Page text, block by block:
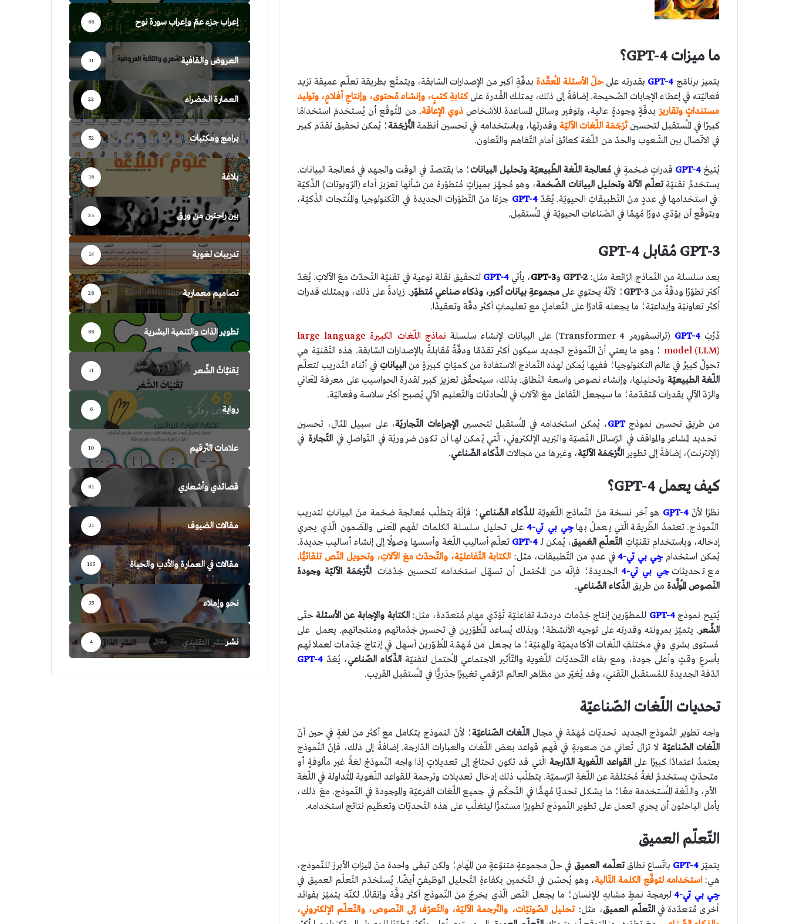
ما ميزات GPT-4؟
يتميز برنامَج GPT-4 بقدرته علىحلّ الأسئلة المُعقّدة بدقّةٍ أكبر من الإصدارات السّابقة، ويتمتّع بطريقة تعلّم عميقة تزيد
فعاليّته في إعطاء الإجابات الصّحيحة. إضافةً إلى ذلك، يمتلك القًدرة على كتابةِ كتبٍ، وإنشاء مُحتوى، وإنتاجِ أفلامٍ، وتوليد
مستنداتٍ وتقاريرَبدقّةٍ وجودةٍ عالية، وتوفير وسائل المساعدة للأشخاصذوي الإعاقة. من المُتوقّع أن يُستخدمَ استخدامًا
كبيرًا في المُستقبل لتحسينتَرْجَمَة اللّغات الآليّة وقدرتها، وباستخدامه في تحسين أنظمة التَّرْجَمَة؛ يُمكن تحقيق تقدّم كبير
في الاتّصال بين الشّعوب والحدّ من اللّغة كعائق أمام التّفاهم والتّعاون.
يُتيحُGPT-4 قدراتٍ ضخمةٍ فيمُعالجة اللّغة الطّبيعيّة وتحليل البيانات؛ ما يقتصدُ في الوقت والجهد في مُعالجة البيانات.
يستخدمُ تقنيّةتعلّم الآلة وتحليل البيانات الضّخمة، وهو مُجهّز بميزاتٍ مُتطوّرة من شأنها تعزيز أداء (الرّوبوتات) الذّكيّة
في استخدامها في عددٍ منَ التّطبيقاتِ الحيويّة. يُعّدّGPT-4 جزءًا منَ التّطوّرات الجديدة في التّكنولوجيا والمُنتجات الذّكيّة،
ويتوقّع أن يؤدّي دورًا مُهمًا في الصّناعاتِ الحيويّة في المُستقبل.
GPT-3 مُقابل GPT-4
بعد سلسلة من النّماذج الرّائعة مثل: GPT-2 وGPT-3، يأتي GPT-4 لتحقيق نقلة نوعية في تقنيّة التّحدّث معَ الآلاتِ. يُعَدّ
أكثر تطوّرًا ودقّةً منGPT-3 ؛ لأنّهُ يحتوي على مجموعةِ بيانات أكبر، وذكاء صناعي مُتطوّر. زيادةً على ذلك، ويمتلك قدرات
أكثر تعاونيّة وإبداعيّة؛ ما يجعله قادرًا على التّعاملِ مع تعليماتٍ أكثر دقّة وتعقيدًا.
دُرِّبَGPT-4 (ترانسفورمر Transformer 4) على البيانات لإنشاء سلسلة
نماذج اللّغات الكبيرة large language
model (LLM) ؛ وهو ما يعني أنّ النّموذج الجديد سيكون أكثر تقدّمًا ودقّةً مُقابلةً بالإصدارات السّابقة. هذه التّقنيّة هي
تحولٌ كبيرٌ في عالم التكنولوجيا؛ ففيها يُمكن لهذه النّماذج الاستفادة من كميّاتٍ كبيرةٍ منالبياناتِ في أثناء التّدريب لتعلّم
اللّغة الطبيعيّة وتحليلها، وإنشاء نصوص واسعة النّطاق. بذلك، سيتحقّق تعزيز كبير لقدرة الحواسيب على معرفة المَعاني
والرّدّ الآلي بقدرات مٌتقدّمة؛ ما سيجعل التّفاعل معَ الآلاتِ في المُحادثات والتّعليم الآلي يُصبح أكثر سلاسة وفعاليّة.
من طريق تحسين نموذجGPT، يُمكن استخدامه في المُستقبل لتحسين الإجراءات التّجاريّة، على سبيل المثال، تحسين
تحديد المشاعر والمواقف في الرّسائل النّصيّة والبَريد الإلكتروني، الّتي يُمكن لها أن تكون ضروريّة في التّواصلِ فيالتّجارة في
(الإنترنت)، إضافةً إلى تطويرالتَّرْجَمَة الآليّة، وغيرها من مجالات الذّكاء الصِّناعي.
كيف يعمل GPT-4؟
نظرًا لأنّGِPT-4 هو آخر نسخة منَ النّماذج اللّغويّةللذّكاء الصِّناعي ؛ فإنّهُ يتطلّب مُعالجة ضخمة منَ البياناتِ لتدريب
النّموذج. تعتمدُ الطّريقة الّتي يعملُ بهاجِي بي تي-4 على تحليل سلسلة الكلمات لفَهم المَعنى والمَضمون الّذي يجري
إدخاله، وباستخدامِ تقنيّاتِ التّعلّمِ العَميق، يُمكن لـ GPT-4 تعلّم أساليب اللّغة وأسسها وصولًا إلى إنشاء أساليب جديدة.
يُمكن استخدام جِي بي تي-4 في عددٍ من التّطبيقات، مثل: الكتابة التّفاعليّة، والتّحدّث معَ الآلاتِ، وتحويل النّص تلقائيًّا.
مع تحديثاتجي بي تي-4 الجديدة؛ فإنّه من المحُتمل أن تسهّل استخدامه لتحسين خِدْمَات التَّرْجَمَة الآليّة وجودة
النّصوص المُولَّدة من طريق الذّكاء الصِّناعي.
يُتيح نموذجGPT-4 للمطوّرين إنتاج خِدْمات دردشة تفاعليّة تُؤدّي مهام مُتعدّدة، مثل:الكتابة والإجابة عن الأسئلة حتّى
الشِّعر. يتميّز بمرونته وقدرته على توجيه الأنشطة؛ وبذلك يُساعد المُطوّرين في تحسين خِدْماتهم ومنتجاتهم. يعمل على
مُستوى بشري وفي مختلفِ اللّغات الأكاديميّة والمهنيّة؛ ما يجعل من مُهمّة المُطوّرين أسهل في إنتاج خِدْمات لعملائهم
بأسرعِ وقتٍ وأعلى جودة، ومع بقاء التّحديّات اللّغوية والتّأثير الاجتماعي المُحتمل لتقنيّة الذّكاء الصّناعي، يُعَدّ GPT-4
الدّفة الجديدة للمُستقبل التّقني، وقد يُغيّر من مظاهر العالم الرّقمي تغييرًا جذريًّا في المُستقبل القريب.
تحديات اللّغات الصّناعيّة
واجه تطوير النّموذج الجديد تحديّات مُهمّة في مجالاللّغات الصّناعيّة؛ لأنّ النموذج يتكامل مع أكثر من لغةٍ في حين أنّ
اللّغات الصّناعيّة لا تزال تُعاني من صعوبةٍ في فَهم قواعد بعض اللّغات والعبارات الدّارجة. إضافةً إلى ذلك، فإنّ النّموذج
يعتمدُ اعتمادًا كبيرًا علىالقواعد اللّغوية الدّارجة الّتي قد تكون تحتاجُ إلى تعديلاتٍ إذا واجه النّموذجُ لغةً غير مألوفةٍ أو
متحدّثٍ يستخدمُ لغةً مُختلفة عن اللّغةِ الرّسميّة. يتطلّب ذلك إدخال تعديلات وترجمة للقواعد اللّغوية المُتداولة في اللّغة
الأم، واللّغة المُستخدمة معًا؛ ما يشكل تحديًا مُهمًّا في التّحكّم في جميع اللّغات الفرعيّة والموجودة في النّموذج. معَ ذلك،
يأمل الباحثون أن يجري العمل على تطوير النّموذج تطويرًا مستمرًّا ليتغلّب على هذه التّحديّات وتعظيم نتائج استخدامه.
التّعلّم العميق
يتميّزGPT-4 باتّساع نطاقتعلّمه العميق في حلّ مجموعةٍ متنوّعةٍ من المَهام؛ ولكن تبقى واحدة منَ الميزاتِ الأبرز للنّموذج،
هي: استخدامه لتوقّع الكلمة التّالية، وهو يُحسّن في التّخمين بكفاءةِ التّحليل الوظيفيّ أيضًا. يُستَخدَم التّعلّم العميق في
جِي بي تي-4 لبرمجة نمطٍ مشابهٍ للإنسان؛ ما يجعل النّص الّذي يخرجُ منَ النّموذج أكثر دِقَّة وإتقانًا. لكنّه يتميّز بفوائد
أخرى مُتعدّدة فيالتّعلّم العميق، مثل:تحليل الصّوتيّات، والتّرجمة الآليّة، والتّعرّف إلى النّصوص، والتّعلّم الإلكتروني،
إعراب جزء عمّ وإعراب سورة نوح 68
العروض والقافية 31
العمارة الخضراء 22
برامج ومكتبات 52
بلاغة 16
بين راحتين من ورق 25
تدريبات لغوية 14
تصاميم معمارية 28
تطوير الذات والتنمية البشرية 68
تِقنيَّاتُ الشِّعر 11
رواية 6
علامات التّرقيم 10
قصائدي وأشعاري 81
مقالات الضيوف 21
مقالات في العمارة والأدب والحياة 165
نحو وإملاء 35
نشر 4